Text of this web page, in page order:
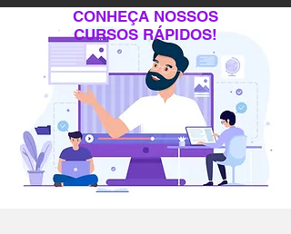
CONHEÇA NOSSOS
CURSOS RÁPIDOS!